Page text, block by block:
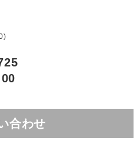
合わせ